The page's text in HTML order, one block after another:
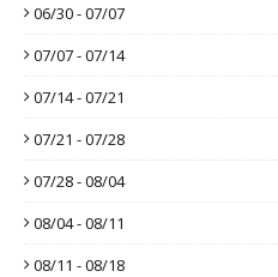
06/30 - 07/07
07/07 - 07/14
07/14 - 07/21
07/21 - 07/28
07/28 - 08/04
08/04 - 08/11
08/11 - 08/18